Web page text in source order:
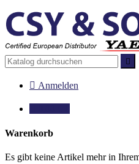

 Anmelden
Warenkorb
Es gibt keine Artikel mehr in